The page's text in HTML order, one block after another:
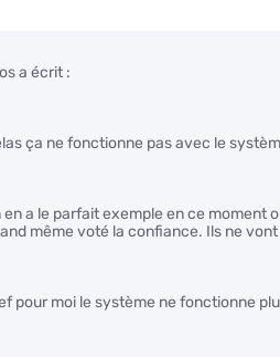
a écrit :
ça ne fonctionne pas avec le
en a le parfait exemple en ce moment
même voté la confiance. Ils ne
pour moi le système ne fonctionne